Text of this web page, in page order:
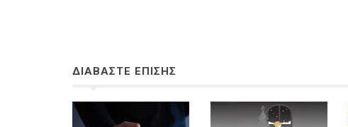
ΔΙΑΒΑΣΤΕ ΕΠΙΣΗΣ